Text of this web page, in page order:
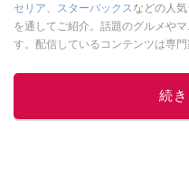
セリア、 スターバックスなどの人
を通してご紹介。話題のグルメや
す。配信しているコンテンツは専
ニュースでフォロー
続